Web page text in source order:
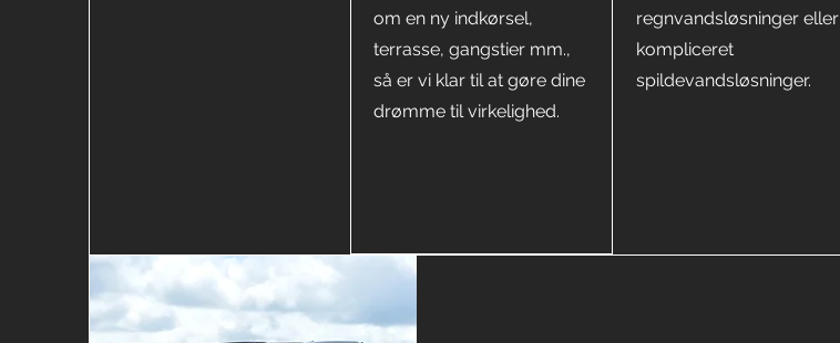
om en ny indkørsel,
terrasse, gangstier mm.,
så er vi klar til at gøre dine
drømme til virkelighed.
regnvandsløsninger eller
kompliceret
spildevandsløsninger.